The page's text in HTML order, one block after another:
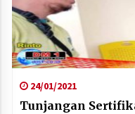
24/01/2021
Tunjangan